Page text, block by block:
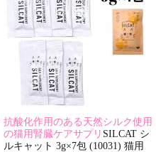
抗酸化作用のある天然シルク使用
の猫用腎臓ケアサプリ SILCAT シ
ルキャット 3g×7包 (10031) 猫用